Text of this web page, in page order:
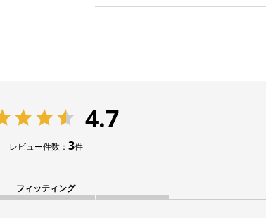
4.7
レビュー件数： 3件
フィッティング